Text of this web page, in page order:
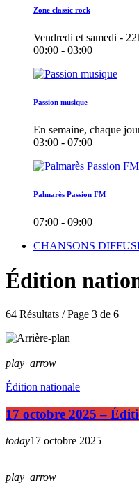
Zone classic rock
Vendredi et samedi -
00:00 - 03:00
Passion musique
En semaine, chaque
03:00 - 07:00
Palmarès Passion FM
07:00 - 09:00
CHANSONS
Édition
64 Résultats / Page 3 de 6
play_arrow
Édition nationale
17 octobre 2025 –
today17 octobre 2025
play_arrow